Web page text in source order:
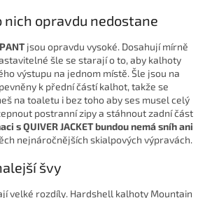
nich opravdu nedostane
jsou opravdu vysoké. Dosahují mírně
šle se starají o to, aby kalhoty
výstupu na jednom místě. Šle jsou na
k přední částí kalhot, takže se
na toaletu i bez toho aby ses musel celý
postranní zipy a stáhnout zadní část
s QUIVER JACKET bundou nemá sníh ani
nejnáročnějších skialpových výpravách.
švy
velké rozdíly. Hardshell kalhoty Mountain